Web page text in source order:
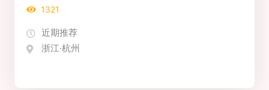
1321
近期推荐
浙江·杭州